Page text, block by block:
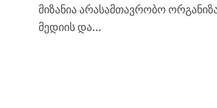
მიზანია არასამთავრობო
მედიის და...